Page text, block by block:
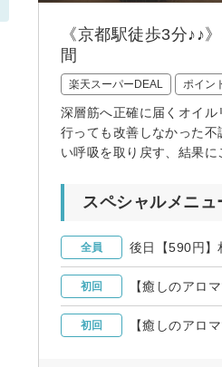
《京都駅徒歩3分♪♪
間
楽天スーパーDEAL ポイン
深層筋へ正確に届くオイ
行っても改善しなかった
い呼吸を取り戻す、結果
スペシャルメニュ
全員
初回 【癒しのアロ
初回 【癒しのアロ